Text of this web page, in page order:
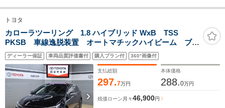
トヨタ
カローラツーリング 1.8 ハイブリッド WxB TSS
PKSB 車線逸脱装置 オートマチックハイビーム ブラ
インドスポットモニター ドライブレコーダー ETC
ディーラー保証 車両品質評価書付 購入プラン付 360°画像付
支払総額
297.7万円
本体価格
288.0万円
残価ローン 月々46,900円